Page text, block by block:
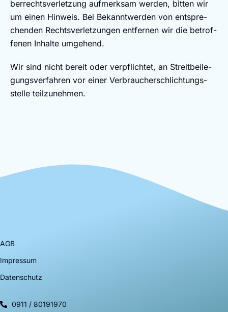
ber­rechts­ver­let­zung auf­merk­sam wer­den, bit­ten wir
um ei­nen Hin­weis. Bei Be­kannt­wer­den von ent­spre­
chen­den Rechts­ver­let­zun­gen ent­fer­nen wir die be­trof­
fe­nen In­hal­te um­ge­hend.
Wir sind nicht be­reit oder ver­pflich­tet, an Streit­bei­le­
gungs­ver­fah­ren vor ei­ner Ver­brau­cher­schlich­tungs­
stel­le teil­zu­neh­men.
AGB
Impressum
Datenschutz
0911 / 80191970